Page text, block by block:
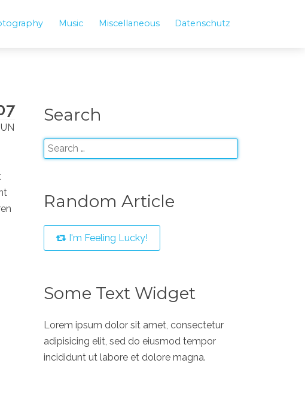
Music Miscellaneous Datenschutz
Search
Random Article
I'm Feeling Lucky!
Some Text Widget
Lorem ipsum dolor sit amet, consectetur
adipisicing elit, sed do eiusmod tempor
incididunt ut labore et dolore magna.